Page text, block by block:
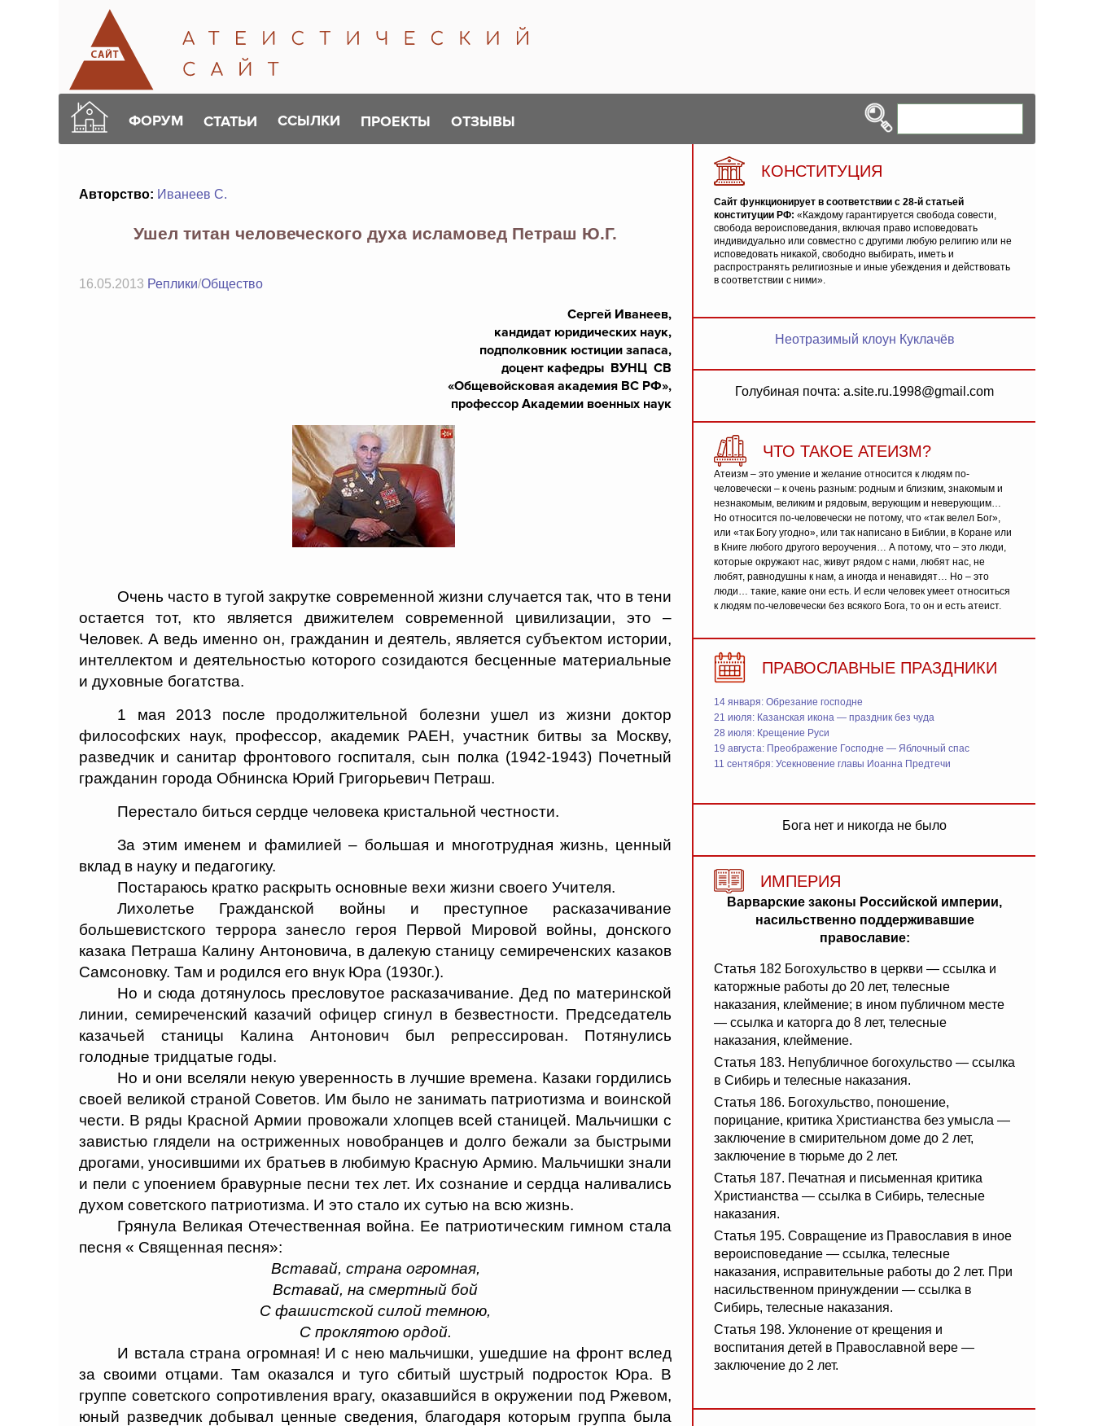
ФОРУМ СТАТЬИ ССЫЛКИ ПРОЕКТЫ ОТЗЫВЫ
Авторство: Иванеев С.
Ушел титан человеческого духа исламовед Петраш Ю.Г.
16.05.2013 Реплики/Общество
Сергей Иванеев,
кандидат юридических наук,
подполковник юстиции запаса,
доцент кафедры ВУНЦ СВ
«Общевойсковая академия ВС РФ»,
профессор Академии военных наук
Очень часто в тугой закрутке современной жизни случается так, что в тени
остается тот, кто является движителем современной цивилизации, это –
Человек. А ведь именно он, гражданин и деятель, является субъектом истории,
интеллектом и деятельностью которого созидаются бесценные материальные
и духовные богатства.
1 мая 2013 после продолжительной болезни ушел из жизни доктор
философских наук, профессор, академик РАЕН, участник битвы за Москву,
разведчик и санитар фронтового госпиталя, сын полка (1942-1943) Почетный
гражданин города Обнинска Юрий Григорьевич Петраш.
Перестало биться сердце человека кристальной честности.
За этим именем и фамилией – большая и многотрудная жизнь, ценный
вклад в науку и педагогику.
Постараюсь кратко раскрыть основные вехи жизни своего Учителя.
Лихолетье Гражданской войны и преступное расказачивание
большевистского террора занесло героя Первой Мировой войны, донского
казака Петраша Калину Антоновича, в далекую станицу семиреченских казаков
Самсоновку. Там и родился его внук Юра (1930г.).
Но и сюда дотянулось пресловутое расказачивание. Дед по материнской
линии, семиреченский казачий офицер сгинул в безвестности. Председатель
казачьей станицы Калина Антонович был репрессирован. Потянулись
голодные тридцатые годы.
Но и они вселяли некую уверенность в лучшие времена. Казаки гордились
своей великой страной Советов. Им было не занимать патриотизма и воинской
чести. В ряды Красной Армии провожали хлопцев всей станицей. Мальчишки с
завистью глядели на остриженных новобранцев и долго бежали за быстрыми
дрогами, уносившими их братьев в любимую Красную Армию. Мальчишки знали
и пели с упоением бравурные песни тех лет. Их сознание и сердца наливались
духом советского патриотизма. И это стало их сутью на всю жизнь.
Грянула Великая Отечественная война. Ее патриотическим гимном стала
песня « Священная песня»:
Вставай, страна огромная,
Вставай, на смертный бой
С фашистской силой темною,
С проклятою ордой.
И встала страна огромная! И с нею мальчишки, ушедшие на фронт вслед
за своими отцами. Там оказался и туго сбитый шустрый подросток Юра. В
группе советского сопротивления врагу, оказавшийся в окружении под Ржевом,
юный разведчик добывал ценные сведения, благодаря которым группа была
КОНСТИТУЦИЯ
Сайт функционирует в соответствии с 28-й статьей
конституции РФ: «Каждому гарантируется свобода совести,
свобода вероисповедания, включая право исповедовать
индивидуально или совместно с другими любую религию или не
исповедовать никакой, свободно выбирать, иметь и
распространять религиозные и иные убеждения и действовать
в соответствии с ними».
Неотразимый клоун Куклачёв
Голубиная почта: a.site.ru.1998@gmail.com
ЧТО ТАКОЕ АТЕИЗМ?
Атеизм – это умение и желание относится к людям по-
человечески – к очень разным: родным и близким, знакомым и
незнакомым, великим и рядовым, верующим и неверующим…
Но относится по-человечески не потому, что «так велел Бог»,
или «так Богу угодно», или так написано в Библии, в Коране или
в Книге любого другого вероучения… А потому, что – это люди,
которые окружают нас, живут рядом с нами, любят нас, не
любят, равнодушны к нам, а иногда и ненавидят… Но – это
люди… такие, какие они есть. И если человек умеет относиться
к людям по-человечески без всякого Бога, то он и есть атеист.
ПРАВОСЛАВНЫЕ ПРАЗДНИКИ
14 января: Обрезание господне
21 июля: Казанская икона — праздник без чуда
28 июля: Крещение Руси
19 августа: Преображение Господне — Яблочный спас
11 сентября: Усекновение главы Иоанна Предтечи
Бога нет и никогда не было
ИМПЕРИЯ
Варварские законы Российской империи,
насильственно поддерживавшие
православие:
Статья 182 Богохульство в церкви — ссылка и
каторжные работы до 20 лет, телесные
наказания, клеймение; в ином публичном месте
— ссылка и каторга до 8 лет, телесные
наказания, клеймение.
Статья 183. Непубличное богохульство — ссылка
в Сибирь и телесные наказания.
Статья 186. Богохульство, поношение,
порицание, критика Христианства без умысла —
заключение в смирительном доме до 2 лет,
заключение в тюрьме до 2 лет.
Статья 187. Печатная и письменная критика
Христианства — ссылка в Сибирь, телесные
наказания.
Статья 195. Совращение из Православия в иное
вероисповедание — ссылка, телесные
наказания, исправительные работы до 2 лет. При
насильственном принуждении — ссылка в
Сибирь, телесные наказания.
Статья 198. Уклонение от крещения и
воспитания детей в Православной вере —
заключение до 2 лет.